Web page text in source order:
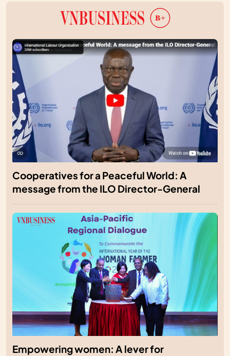
Cooperatives for a Peaceful World: A
message from the ILO Director-General
Empowering women: A lever for